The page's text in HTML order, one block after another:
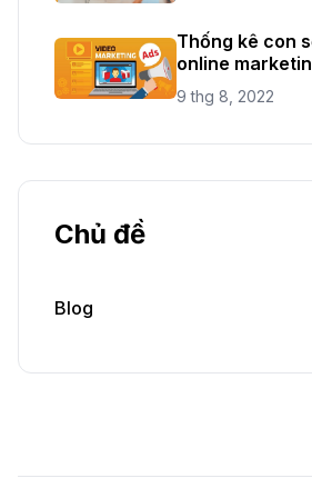
Thống kê con
online
mới năm 2021
9 thg 8, 2022
Chủ đề
Blog